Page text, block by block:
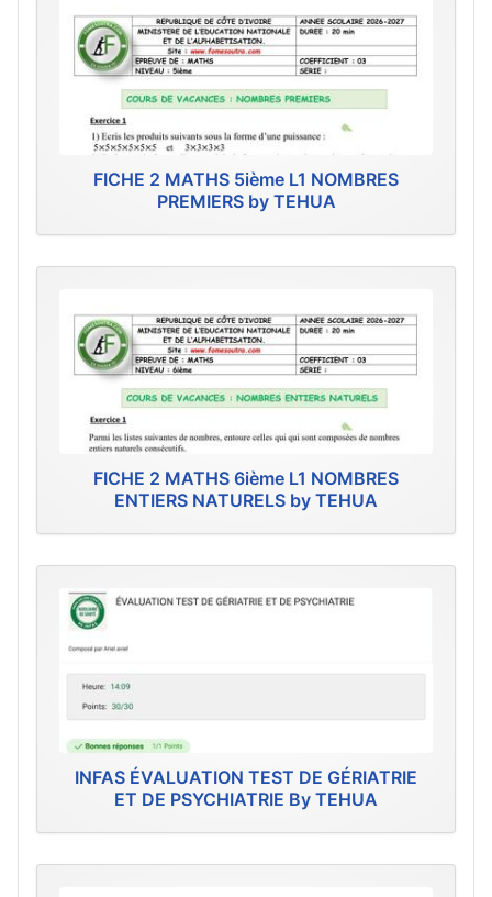
FICHE 2 MATHS 5ième L1 NOMBRES
PREMIERS by TEHUA
FICHE 2 MATHS 6ième L1 NOMBRES
ENTIERS NATURELS by TEHUA
INFAS ÉVALUATION TEST DE GÉRIATRIE
ET DE PSYCHIATRIE By TEHUA